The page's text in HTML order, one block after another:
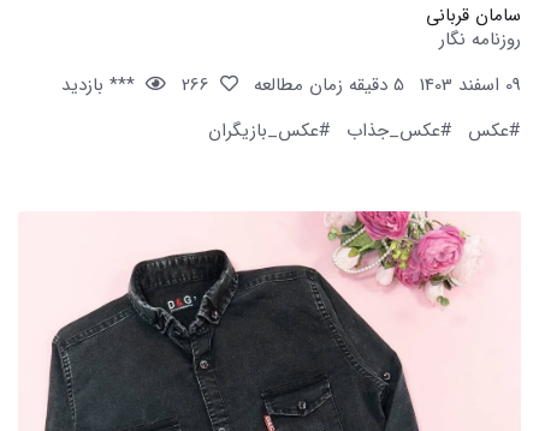
سامان قربانی
روزنامه نگار
09 اسفند 1403
5 دقیقه زمان مطالعه
*** بازدید
#عکس
#عکس_جذاب #عکس_بازیگران